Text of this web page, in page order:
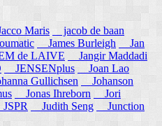
Maris
jacob de baan
James Burleigh
Jan
de LAIVE
Jangir Maddadi
JENSENplus
Joan Lao
Gullichsen
Johanson
Jonas Ihreborn
Jori
Judith Seng
Junction